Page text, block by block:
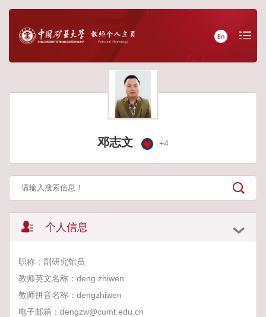
邓志文 +4
个人信息
职称：副研究馆员
教师英文名称：deng zhiwen
教师拼音名称：dengzhiwen
电子邮箱： dengzw@cumt.edu.cn